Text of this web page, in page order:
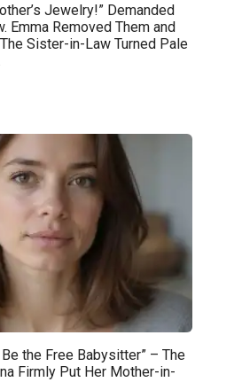
Jewelry!” Demanded
Emma Removed Them and
Sister-in-Law Turned Pale
Be the Free Babysitter” – The
Firmly Put Her Mother-in-